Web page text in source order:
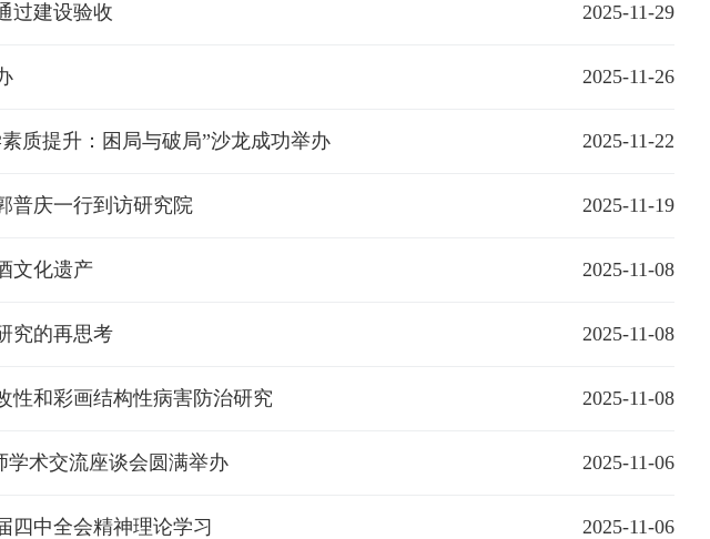
2025-11-29
过建设验收
2025-11-26
2025-11-22
质提升：困局与破局”沙龙成功举办
2025-11-19
普庆一行到访研究院
2025-11-08
文化遗产
2025-11-08
究的再思考
2025-11-08
性和彩画结构性病害防治研究
2025-11-06
术交流座谈会圆满举办
2025-11-06
四中全会精神理论学习